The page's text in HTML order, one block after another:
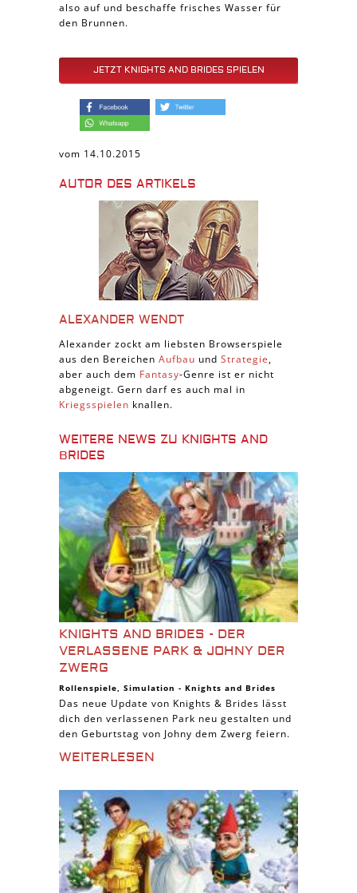
also auf und beschaffe frisches Wasser für
den Brunnen.
JETZT KNIGHTS AND BRIDES SPIELEN
vom 14.10.2015
AUTOR DES ARTIKELS
ALEXANDER WENDT
Alexander zockt am liebsten Browserspiele
aus den Bereichen Aufbau und Strategie,
aber auch dem Fantasy-Genre ist er nicht
abgeneigt. Gern darf es auch mal in
Kriegsspielen knallen.
WEITERE NEWS ZU KNIGHTS AND
BRIDES
KNIGHTS AND BRIDES - DER
VERLASSENE PARK & JOHNY DER
ZWERG
Rollenspiele, Simulation - Knights and Brides
Das neue Update von Knights & Brides lässt
dich den verlassenen Park neu gestalten und
den Geburtstag von Johny dem Zwerg feiern.
WEITERLESEN